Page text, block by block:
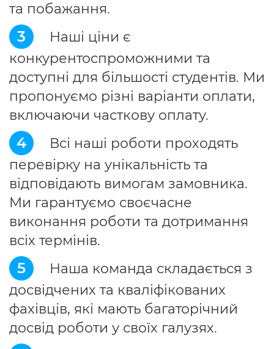
та побажання.
3
Наші ціни є
конкурентоспроможними та
доступні для більшості студентів. Ми
пропонуємо різні варіанти оплати,
включаючи часткову оплату.
4
Всі наші роботи проходять
перевірку на унікальність та
відповідають вимогам замовника.
Ми гарантуємо своєчасне
виконання роботи та дотримання
всіх термінів.
5
Наша команда складається з
досвідчених та кваліфікованих
фахівців, які мають багаторічний
досвід роботи у своїх галузях.